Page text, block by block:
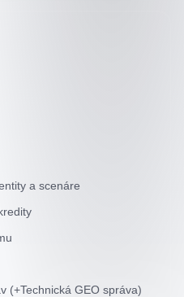
a scenáre
(+Technická GEO správa)